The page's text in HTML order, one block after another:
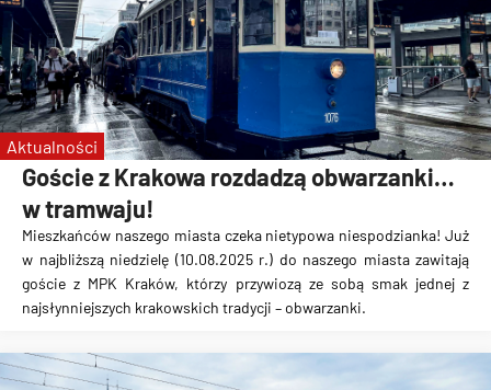
Goście z Krakowa rozdadzą obwarzanki…
w tramwaju!
Mieszkańców naszego miasta czeka nietypowa niespodzianka! Już
w najbliższą niedzielę (10.08.2025 r.) do naszego miasta zawitają
goście z MPK Kraków, którzy przywiozą ze sobą smak jednej z
najsłynniejszych krakowskich tradycji – obwarzanki.
Aktualności